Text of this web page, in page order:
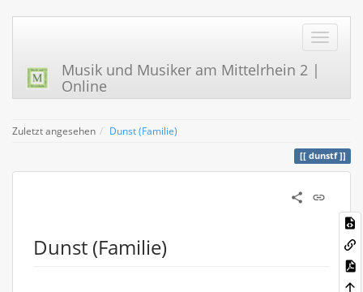
Musik und Musiker am Mittelrhein 2 |
Online
Zuletzt angesehen Dunst (Familie)
dunstf
Dunst (Familie)